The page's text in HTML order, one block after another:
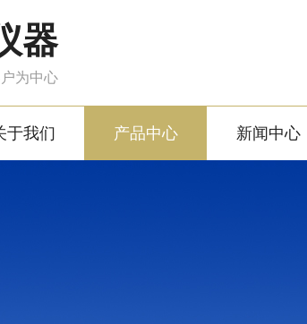
器
为中心
于我们 产品中心 新闻中心